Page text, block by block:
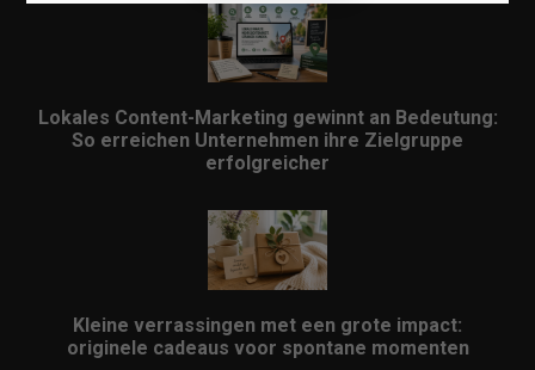
Lokales Content-Marketing gewinnt an Bedeutung:
So erreichen Unternehmen ihre Zielgruppe
erfolgreicher
Kleine verrassingen met een grote impact:
originele cadeaus voor spontane momenten